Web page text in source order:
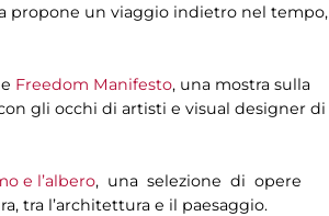
propone un viaggio indietro nel tempo,
Freedom Manifesto, una mostra sulla
gli occhi di artisti e visual designer di
e l’albero, una selezione di opere
tra l’architettura e il paesaggio.